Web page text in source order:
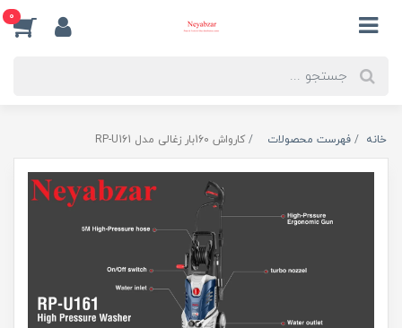
0
خانه فهرست محصولات کارواش 160بار زغالی مدل RP-U161